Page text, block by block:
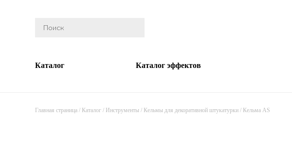
Каталог Каталог эффектов
Главная страница / Каталог / Инструменты / Кельмы для декоративной штукатурки / Кельма AS